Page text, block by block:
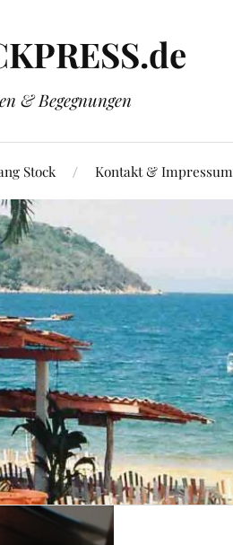
& Begegnungen
Stock Kontakt & Impressum